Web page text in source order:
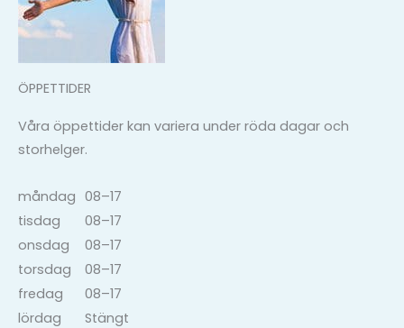
ÖPPETTIDER
Våra öppettider kan variera under röda dagar och
storhelger.
måndag
tisdag
onsdag
torsdag
fredag
lördag
08–17
08–17
08–17
08–17
08–17
Stängt